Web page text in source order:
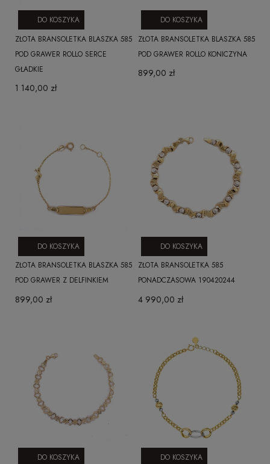
ZŁOTA BRANSOLETKA BLASZKA 585
POD GRAWER ROLLO SERCE
GŁADKIE
1 140,00 zł
DO KOSZYKA
ZŁOTA BRANSOLETKA BLASZKA 585
POD GRAWER ROLLO KONICZYNA
899,00 zł
DO KOSZYKA
ZŁOTA BRANSOLETKA BLASZKA 585
POD GRAWER Z DELFINKIEM
899,00 zł
DO KOSZYKA
ZŁOTA BRANSOLETKA 585
PONADCZASOWA 190420244
4 990,00 zł
DO KOSZYKA
DO KOSZYKA
DO KOSZYKA